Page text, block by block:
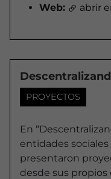
Web:
abrir
PROYECTOS
En
entidades
presentaron
desde sus propios